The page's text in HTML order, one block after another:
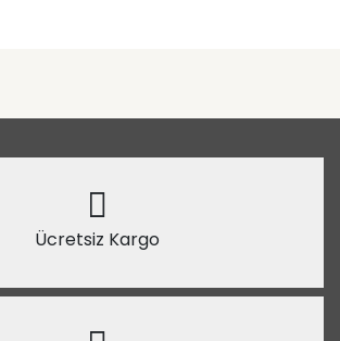
Ücretsiz Kargo